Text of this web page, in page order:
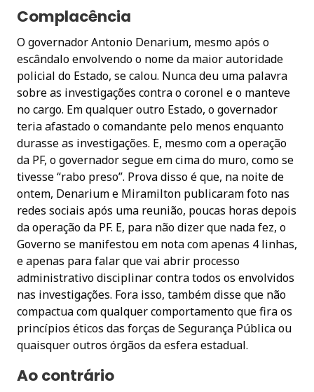
Complacência
O governador Antonio Denarium, mesmo após o
escândalo envolvendo o nome da maior autoridade
policial do Estado, se calou. Nunca deu uma palavra
sobre as investigações contra o coronel e o manteve
no cargo. Em qualquer outro Estado, o governador
teria afastado o comandante pelo menos enquanto
durasse as investigações. E, mesmo com a operação
da PF, o governador segue em cima do muro, como se
tivesse “rabo preso”. Prova disso é que, na noite de
ontem, Denarium e Miramilton publicaram foto nas
redes sociais após uma reunião, poucas horas depois
da operação da PF. E, para não dizer que nada fez, o
Governo se manifestou em nota com apenas 4 linhas,
e apenas para falar que vai abrir processo
administrativo disciplinar contra todos os envolvidos
nas investigações. Fora isso, também disse que não
compactua com qualquer comportamento que fira os
princípios éticos das forças de Segurança Pública ou
quaisquer outros órgãos da esfera estadual.
Ao contrário